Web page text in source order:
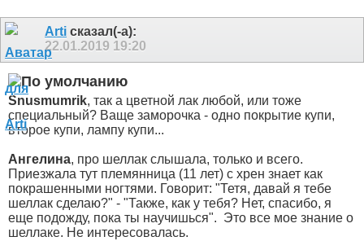
Arti сказал(-а):
22.01.2019 19:20
Snusmumrik, так а цветной лак любой, или тоже
специальный? Ваще заморочка - одно покрытие купи,
второе купи, лампу купи...
Ангелина, про шеллак слышала, только и всего.
Приезжала тут племянница (11 лет) с хрен знает как
покрашенными ногтями. Говорит: "Тетя, давай я тебе
шеллак сделаю?" - "Также, как у тебя? Нет, спасибо, я
еще подожду, пока ты научишься". Это все мое знание о
шеллаке. Не интересовалась.